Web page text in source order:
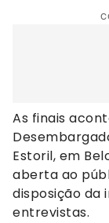
As finais
Estoril, em
aberta ao
disposição da
entrevistas.